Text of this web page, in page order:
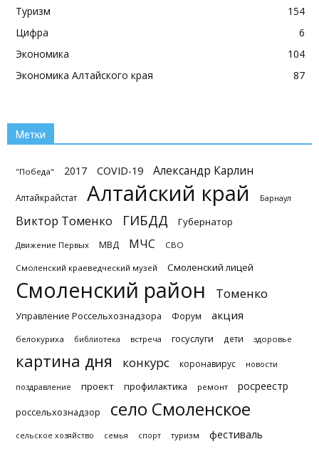
Туризм
154
Цифра
6
Экономика
104
Экономика Алтайского края
87
Метки
"Победа" 2017 COVID-19 Александр Карлин
Алтайкрайстат Алтайский край Барнаул
Виктор Томенко ГИБДД Губернатор
Движение Первых МВД МЧС СВО
Смоленский краеведческий музей Смоленский лицей
Смоленский район Томенко
Управление Россельхознадзора Форум акция
белокуриха библиотека встреча госуслуги дети здоровье
картина дня конкурс коронавирус новости
поздравление проект профилактика ремонт росреестр
россельхознадзор село Смоленское
сельское хозяйство семья спорт туризм фестиваль